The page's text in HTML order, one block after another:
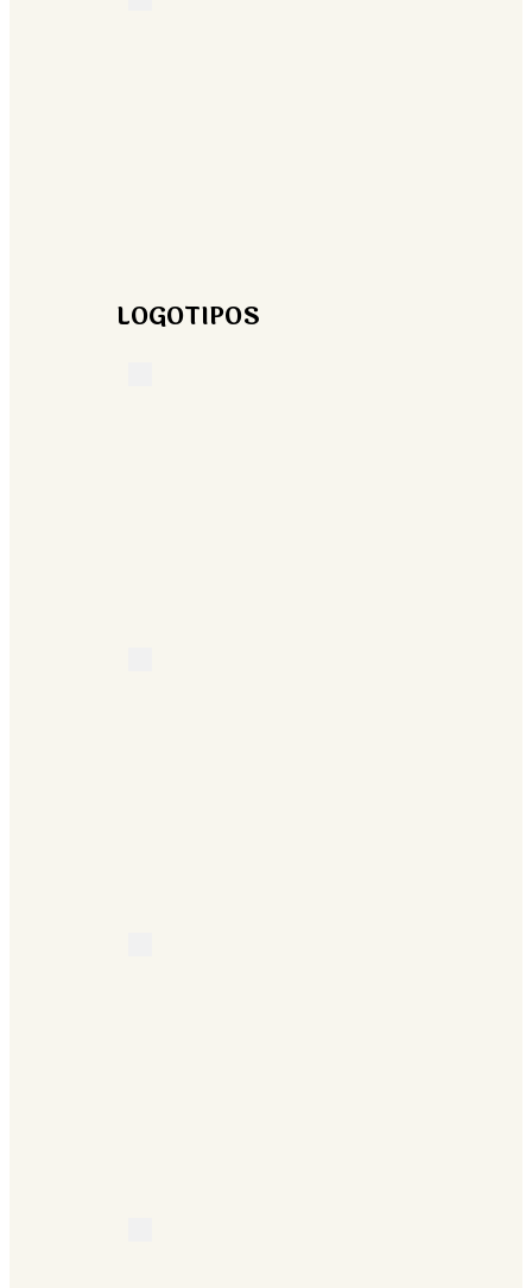
LOGOTIPOS